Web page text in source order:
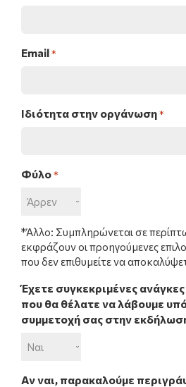
Email *
Ιδιότητα στην οργάνωση *
Φύλο *
*Άλλο: Συμπληρώνεται σε
εκφράζουν οι προηγούμενες
που δεν επιθυμείτε να
Έχετε συγκεκριμένες
που θα θέλατε να λάβουμε
συμμετοχή σας στην
Αν ναι, παρακαλούμε